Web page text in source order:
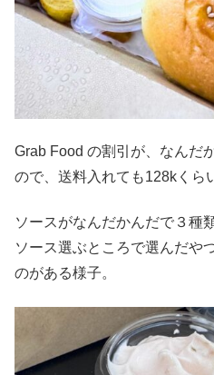
Grab Food の割引が、なんだ
ので、送料入れても128kくら
ソースがなんだかんだで３種類
ソース選ぶところで選んだや
のがある様子。